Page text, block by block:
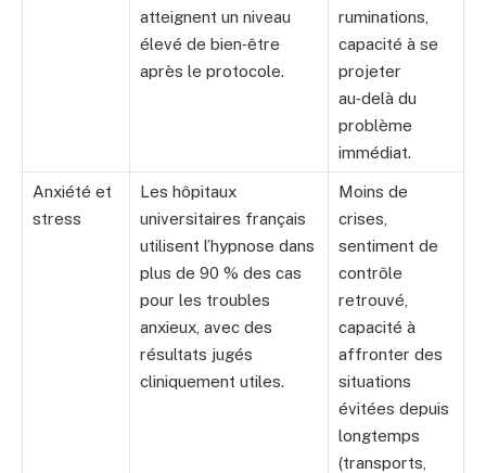
atteignent un niveau
élevé de bien‑être
après le protocole.
ruminations,
capacité à se
projeter
au‑delà du
problème
immédiat.
Anxiété et
stress
Les hôpitaux
universitaires français
utilisent l’hypnose dans
plus de 90 % des cas
pour les troubles
anxieux, avec des
résultats jugés
cliniquement utiles.
Moins de
crises,
sentiment de
contrôle
retrouvé,
capacité à
affronter des
situations
évitées depuis
longtemps
(transports,